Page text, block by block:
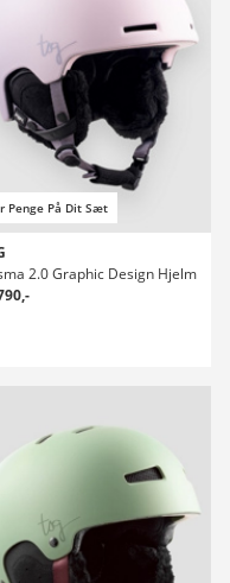
Penge På Dit Sæt
2.0 Graphic Design Hjelm